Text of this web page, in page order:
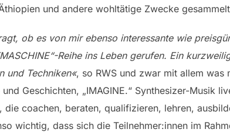
und andere wohltätige Zwecke
ob es von mir ebenso interessante wie
Reihe ins Leben gerufen. Ein
und Techniken«, so RWS und zwar mit allem was
und Geschichten, „IMAGINE.“ Synthesizer-Musik
die coachen, beraten, qualifizieren, lehren,
wichtig, dass sich die Teilnehmer:innen im